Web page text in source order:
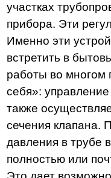
участках
прибора. Эти
Именно эти
встретить в
работы во многом
себя»:
также
сечения клапана.
давления в трубе
полностью или